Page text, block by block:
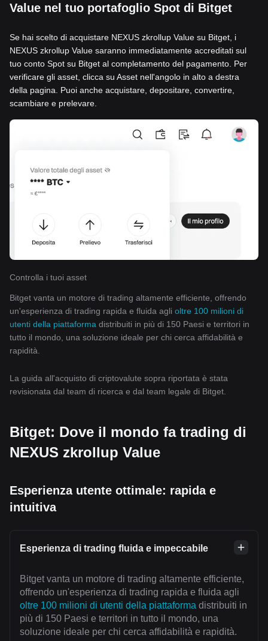
Value nel tuo portafoglio Spot di Bitget
Se hai scelto di acquistare NEXUS zkrollup Value su Bitget, i
NEXUS zkrollup Value saranno immediatamente accreditati sul
tuo conto Spot su Bitget al completamento del pagamento. Per
verificare gli asset, clicca su Asset nell'angolo in alto a destra
della pagina. Puoi anche acquistare, depositare, convertire,
scambiare e prelevare.
Controlla i tuoi asset
Bitget vanta un motore di trading altamente efficiente, offrendo
un'esperienza di trading rapida e fluida agli oltre 100 milioni di
utenti della piattaforma distribuiti in più di 150 Paesi e territori in
tutto il mondo, una soluzione ideale per chi cerca affidabilità e
rapidità.
La guida all'acquisto di criptovalute sopra riportata è stata
revisionata dal team di ricerca e dal team legale di Bitget.
Bitget: Dove il mondo fa trading di
NEXUS zkrollup Value
Esperienza utente ottimale: rapida e
intuitiva
Esperienza di trading fluida e impeccabile
Bitget vanta un motore di trading altamente efficiente,
offrendo un'esperienza di trading rapida e fluida agli
oltre 100 milioni di utenti della piattaforma distribuiti in
più di 150 Paesi e territori in tutto il mondo, una
soluzione ideale per chi cerca affidabilità e rapidità.